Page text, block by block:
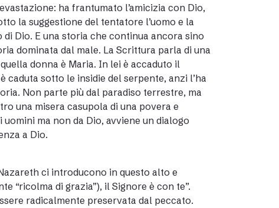
ha frantumato l’amicizia con Dio,
la suggestione del tentatore l’uomo e la
Dio. E una storia che continua ancora sino
dominata dal male. La Scrittura parla di una
donna è Maria. In lei è accaduto il
sotto le insidie del serpente, anzi l’ha
Non parte più dal paradiso terrestre, ma
una misera casupola di una povera e
ma non da Dio, avviene un dialogo
a Dio.
ci introducono in questo alto e
“ricolma di grazia”), il Signore è con te”.
radicalmente preservata dal peccato.